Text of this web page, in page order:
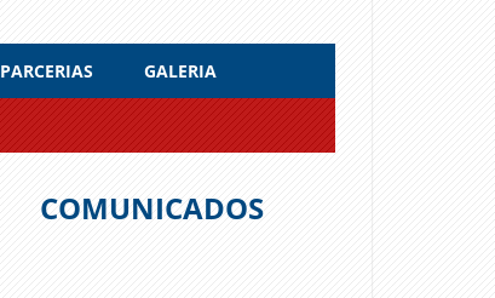
PARCERIAS GALERIA
COMUNICADOS